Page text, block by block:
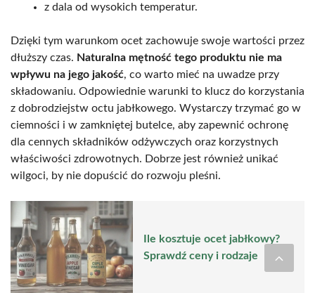
z dala od wysokich temperatur.
Dzięki tym warunkom ocet zachowuje swoje wartości przez
dłuższy czas. Naturalna mętność tego produktu nie ma
wpływu na jego jakość, co warto mieć na uwadze przy
składowaniu. Odpowiednie warunki to klucz do korzystania
z dobrodziejstw octu jabłkowego. Wystarczy trzymać go w
ciemności i w zamkniętej butelce, aby zapewnić ochronę
dla cennych składników odżywczych oraz korzystnych
właściwości zdrowotnych. Dobrze jest również unikać
wilgoci, by nie dopuścić do rozwoju pleśni.
Ile kosztuje ocet jabłkowy?
Sprawdź ceny i rodzaje